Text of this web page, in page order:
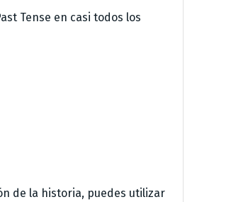
Tense en casi todos los
de la historia, puedes utilizar